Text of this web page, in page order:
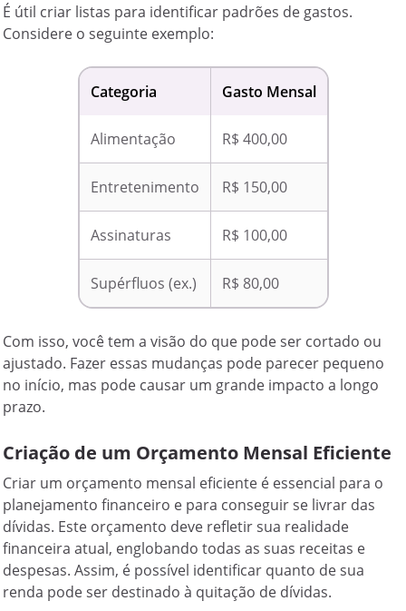
É útil criar listas para identificar padrões de gastos.
Considere o seguinte exemplo:
Categoria Gasto Mensal
Alimentação R$ 400,00
Entretenimento R$ 150,00
Assinaturas R$ 100,00
Supérfluos (ex.) R$ 80,00
Com isso, você tem a visão do que pode ser cortado ou
ajustado. Fazer essas mudanças pode parecer pequeno
no início, mas pode causar um grande impacto a longo
prazo.
Criação de um Orçamento Mensal Eficiente
Criar um orçamento mensal eficiente é essencial para o
planejamento financeiro e para conseguir se livrar das
dívidas. Este orçamento deve refletir sua realidade
financeira atual, englobando todas as suas receitas e
despesas. Assim, é possível identificar quanto de sua
renda pode ser destinado à quitação de dívidas.